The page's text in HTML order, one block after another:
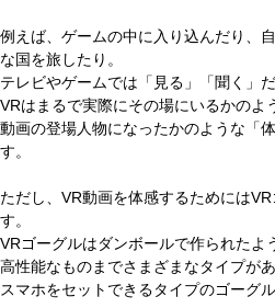
例えば、ゲームの中に入り込んだり、
な国を旅したり。
テレビやゲームでは「見る」「聞く」だ
VRはまるで実際にその場にいるかのよ
動画の登場人物になったかのような「
す。
ただし、VR動画を体感するためには
す。
VRゴーグルはダンボールで作られたよ
高性能なものまでさまざまなタイプがあ
スマホをセットできるタイプのゴーグ